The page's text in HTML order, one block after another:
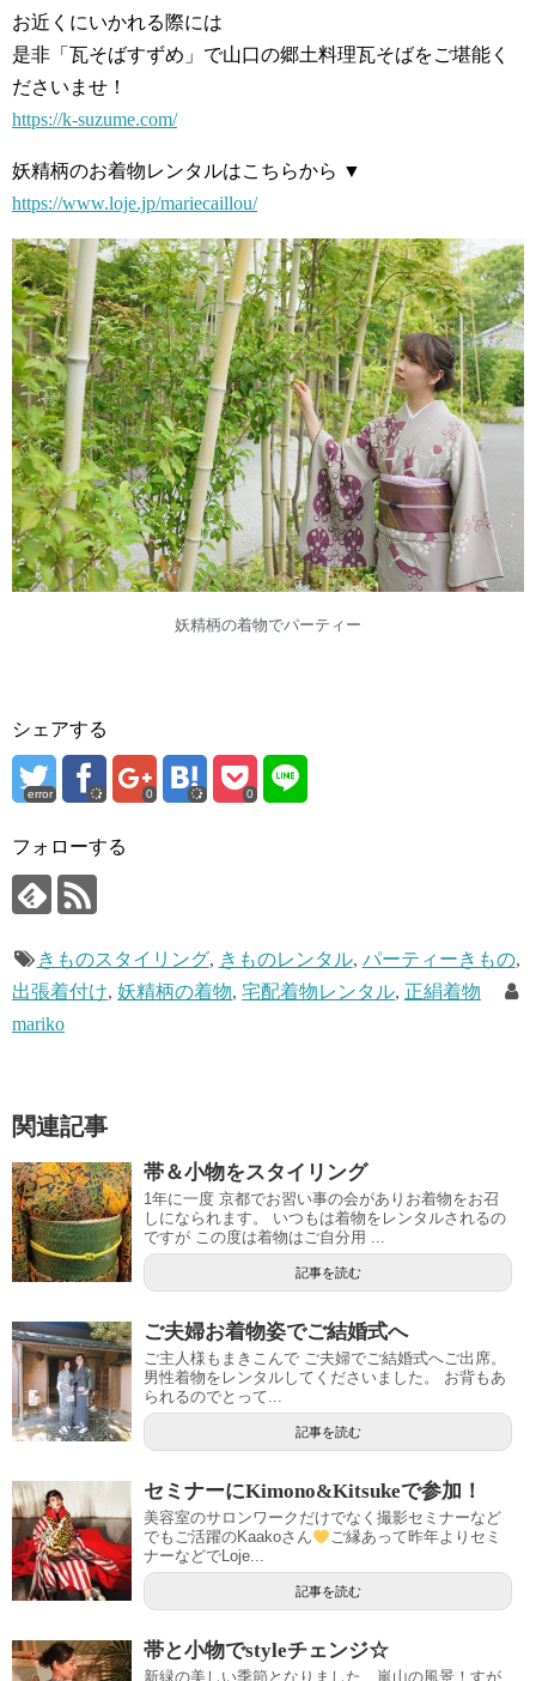
お近くにいかれる際には
是非「瓦そばすずめ」で山口の郷土料理瓦そばをご堪能く
ださいませ！
https://k-suzume.com/
妖精柄のお着物レンタルはこちらから ▼
https://www.loje.jp/mariecaillou/
妖精柄の着物でパーティー
シェアする
error 0 0
フォローする
きものスタイリング, きものレンタル, パーティーきもの,
出張着付け, 妖精柄の着物, 宅配着物レンタル, 正絹着物
mariko
関連記事
帯＆小物をスタイリング
1年に一度 京都でお習い事の会がありお着物をお召
しになられます。 いつもは着物をレンタルされるの
ですが この度は着物はご自分用 ...
記事を読む
ご夫婦お着物姿でご結婚式へ
ご主人様もまきこんで ご夫婦でご結婚式へご出席。
男性着物をレンタルしてくださいました。 お背もあ
られるのでとって...
記事を読む
セミナーにKimono&Kitsukeで参加！
美容室のサロンワークだけでなく撮影セミナーなど
でもご活躍のKaakoさん
ご縁あって昨年よりセミ
ナーなどでLoje...
記事を読む
帯と小物でstyleチェンジ☆
新緑の美しい季節となりました、嵐山の風景！すが